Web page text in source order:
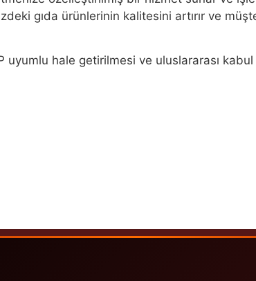
gıda ürünlerinin kalitesini artırır ve
uyumlu hale getirilmesi ve uluslararası